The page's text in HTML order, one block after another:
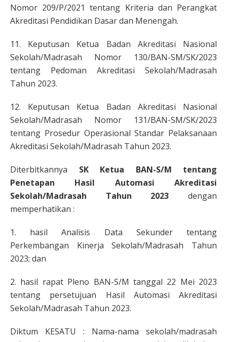
Nomor 209/P/2021 tentang Kriteria dan Perangkat
Akreditasi Pendidikan Dasar dan Menengah.
11. Keputusan Ketua Badan Akreditasi Nasional
Sekolah/Madrasah Nomor 130/BAN-SM/SK/2023
tentang Pedoman Akreditasi Sekolah/Madrasah
Tahun 2023.
12. Keputusan Ketua Badan Akreditasi Nasional
Sekolah/Madrasah Nomor 131/BAN-SM/SK/2023
tentang Prosedur Operasional Standar Pelaksanaan
Akreditasi Sekolah/Madrasah Tahun 2023.
Diterbitkannya SK Ketua BAN-S/M tentang
Penetapan Hasil Automasi Akreditasi
Sekolah/Madrasah Tahun 2023 dengan
memperhatikan :
1. hasil Analisis Data Sekunder tentang
Perkembangan Kinerja Sekolah/Madrasah Tahun
2023; dan
2. hasil rapat Pleno BAN-S/M tanggal 22 Mei 2023
tentang persetujuan Hasil Automasi Akreditasi
Sekolah/Madrasah Tahun 2023.
Diktum KESATU : Nama-nama sekolah/madrasah